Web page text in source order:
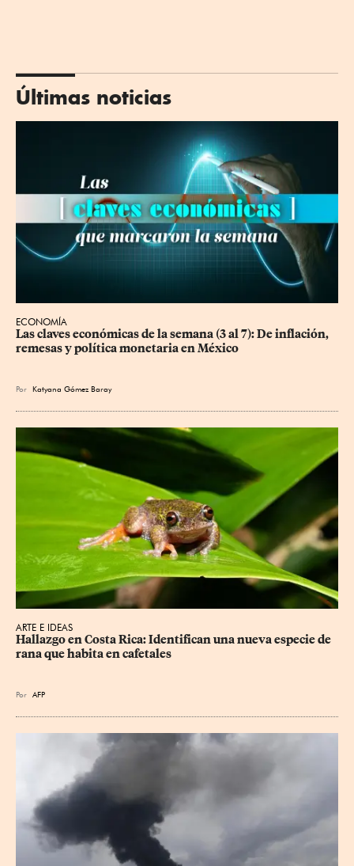
Últimas noticias
ECONOMÍA
Las claves económicas de la semana (3 al 7): De inflación,
remesas y política monetaria en México
Por Katyana Gómez Baray
ARTE E IDEAS
Hallazgo en Costa Rica: Identifican una nueva especie de
rana que habita en cafetales
Por AFP